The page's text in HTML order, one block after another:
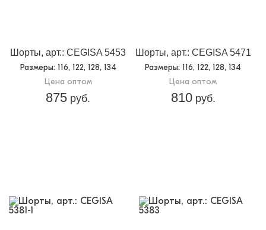
Шорты, арт.: CEGISA 5453
Размеры: 116, 122, 128, 134
Цена оптом
875 руб.
Шорты, арт.: CEGISA 5471
Размеры: 116, 122, 128, 134
Цена оптом
810руб.